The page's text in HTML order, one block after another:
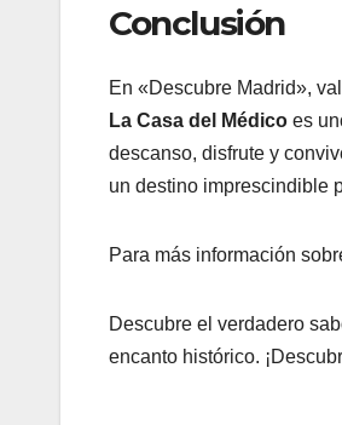
Conclusión
En «Descubre Madrid»,
La Casa del Médico es
descanso, disfrute y
un destino imprescindible
Para más información
Descubre el verdadero
encanto histórico.